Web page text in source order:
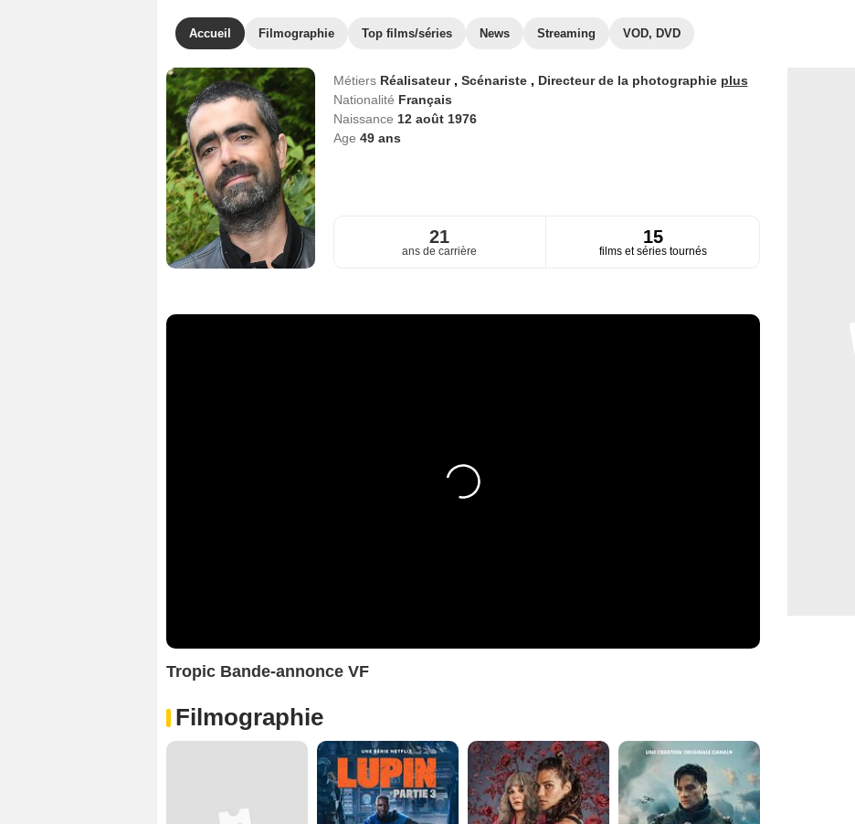
Accueil Filmographie Top films/séries News Streaming VOD, DVD
Métiers Réalisateur , Scénariste , Directeur de la photographie plus
Nationalité Français
Naissance 12 août 1976
Age 49ans
21
ans de carrière
15
films et séries tournés
Tropic Bande-annonce VF
Filmographie